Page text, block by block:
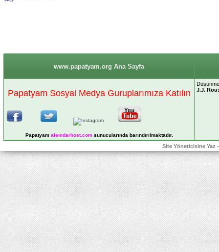
www.papatyam.org Ana Sayfa
Papatyam Sosyal Medya Guruplarımıza Katılın
Papatyam alemdarhost.comsunucularında barındırılmaktadır.
J.J.
Site Yöneticisine Yaz